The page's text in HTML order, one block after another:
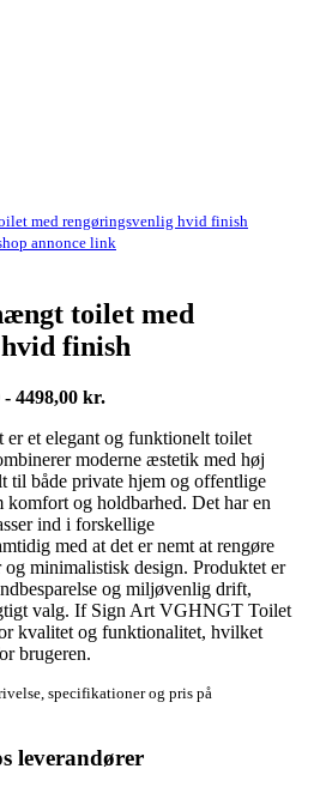
med rengøringsvenlig hvid finish
annonce link
toilet med
finish
- 4498,00 kr.
et elegant og funktionelt toilet
moderne æstetik med høj
til både private hjem og offentlige
og holdbarhed. Det har en
ind i forskellige
med at det er nemt at rengøre
minimalistisk design. Produktet er
og miljøvenlig drift,
valg. If Sign Art VGHNGT Toilet
kvalitet og funktionalitet, hvilket
brugeren.
specifikationer og pris på
leverandører